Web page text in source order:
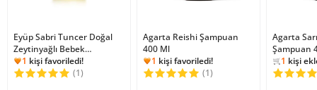
Eyüp Sabri Tuncer Doğal
Zeytinyağlı Bebek
Şampuanı 600 Ml
1 kişi favoriledi!
13447kişi inceledi!
(1)
Agarta Reishi Şampuan
400 Ml
1 kişi favoriledi!
3640kişi inceledi!
(1)
Agarta
Şampuan
689kişi
1 kişi
689kişi